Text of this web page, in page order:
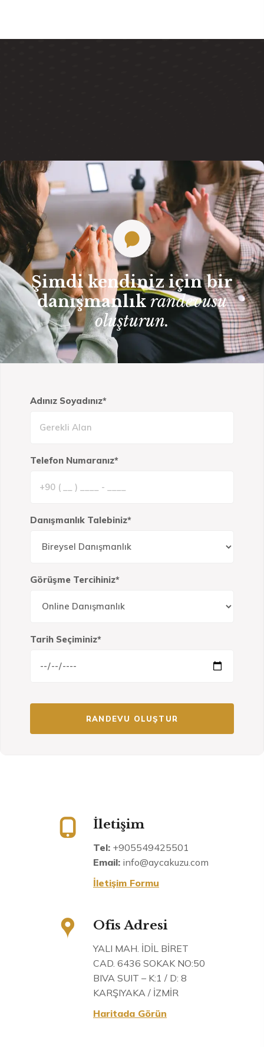
Şimdi kendiniz için bir
danışmanlık randevusu
oluşturun.
Adınız Soyadınız*
Telefon Numaranız*
Danışmanlık Talebiniz*
Görüşme Tercihiniz*
Tarih Seçiminiz*
İletişim
Tel: +905549425501
Email: info@aycakuzu.com
İletişim Formu
Ofis Adresi
YALI MAH. İDİL BİRET
CAD. 6436 SOKAK NO:50
BIVA SUIT – K:1 / D: 8
KARŞIYAKA / İZMİR
Haritada Görün